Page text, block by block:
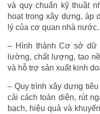
và quy chuẩn kỹ thuật
hoạt trong xây dựng, áp
lý của cơ quan nhà nước.
– Hình thành Cơ sở dữ
lường, chất lượng, tạo
và hỗ trợ sản xuất kinh
– Quy trình xây dựng
cải cách toàn diện, rút
bạch, hiệu quả và